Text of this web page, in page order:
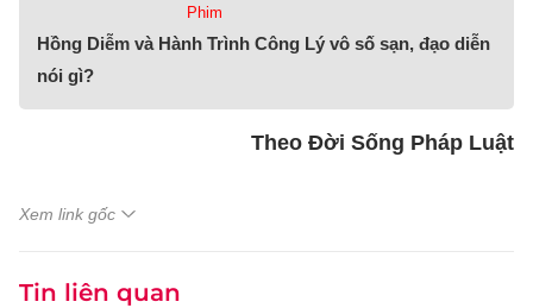
Phim
Hồng Diễm và Hành Trình Công Lý vô số sạn, đạo diễn
nói gì?
Theo Đời Sống Pháp Luật
Xem link gốc
Tin liên quan